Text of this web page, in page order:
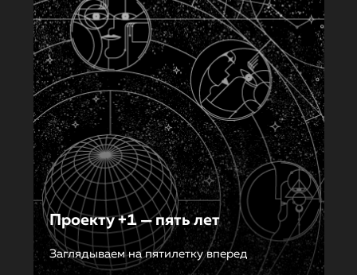
Проекту +1 — пять лет
Заглядываем на пятилетку вперед